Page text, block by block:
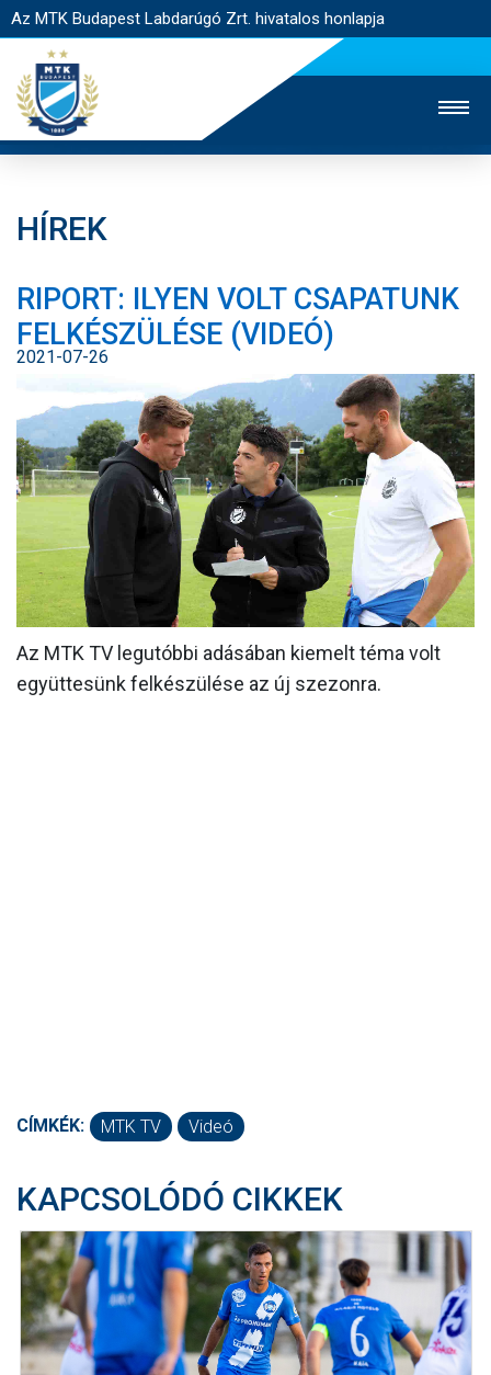
Az MTK Budapest Labdarúgó Zrt. hivatalos honlapja
JEGYÉRTÉKESÍTÉS
WEBSHOP
STADION
EGYESÜLET
KAPCSOLAT
NYITÓLAP
HÍREK
CSAPATOK
MÉRKŐZÉSEK
KLUB
GALÉRIA
SZURKOLÓI ÉLMÉNYEK
AKKREDITÁCIÓ
HÍREK
RIPORT: ILYEN VOLT CSAPATUNK
FELKÉSZÜLÉSE (VIDEÓ)
2021-07-26
Az MTK TV legutóbbi adásában kiemelt téma volt
együttesünk felkészülése az új szezonra.
CÍMKÉK: MTK TV Videó
KAPCSOLÓDÓ CIKKEK